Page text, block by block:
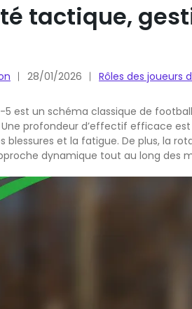
tactique,
28/01/2026 Rôles des joueurs
est un schéma classique de
profondeur d’effectif efficace
blessures et la fatigue. De plus, la
dynamique tout au long des